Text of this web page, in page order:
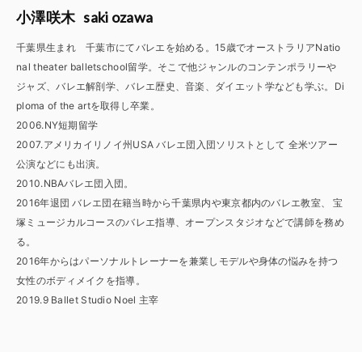
小澤咲木 saki ozawa
千葉県生まれ 千葉市にてバレエを始める。15歳でオーストラリアNatio
nal theater balletschool留学。そこで他ジャンルのコンテンポラリーや
ジャズ、バレエ解剖学、バレエ歴史、音楽、ダイエット学なども学ぶ。Di
ploma of the artを取得し卒業。
2006.NY短期留学
2007.アメリカイリノイ州USA バレエ団入団ソリストとして 全米ツアー
公演などにも出演。
2010.NBAバレエ団入団。
2016年退団 バレエ団在籍当時から千葉県内や東京都内のバレエ教室、 宝
塚ミュージカルコースのバレエ指導、オープンスタジオなどで講師を務め
る。
2016年からはパーソナルトレーナーを兼業しモデルや身体の悩みを持つ
女性のボディメイクを指導。
2019.9 Ballet Studio Noel 主宰